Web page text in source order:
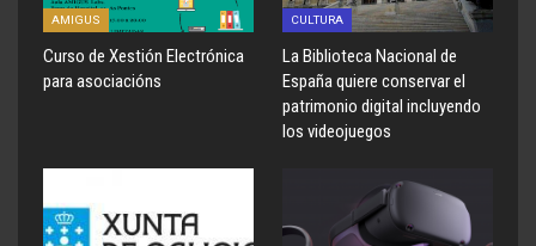
AMIGUS
Curso de Xestión Electrónica
para asociacións
CULTURA
La Biblioteca Nacional de
España quiere conservar el
patrimonio digital incluyendo
los videojuegos